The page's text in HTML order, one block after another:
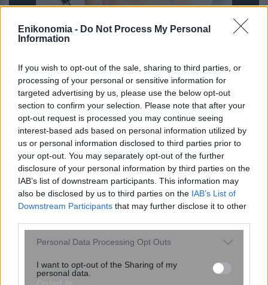
Enikonomia - Do Not Process My Personal
Information
If you wish to opt-out of the sale, sharing to third parties, or
processing of your personal or sensitive information for
targeted advertising by us, please use the below opt-out
section to confirm your selection. Please note that after your
opt-out request is processed you may continue seeing
interest-based ads based on personal information utilized by
us or personal information disclosed to third parties prior to
your opt-out. You may separately opt-out of the further
disclosure of your personal information by third parties on the
IAB’s list of downstream participants. This information may
also be disclosed by us to third parties on the IAB’s List of
Downstream Participants that may further disclose it to other
Please note that this website/app uses one or more Google
not limited to your visit or usage behaviour. You may click to
grant or deny consent to Google and its third-party tags to
Personal Data Processing Opt Outs
I want to opt-out of the Sharing of my
personal data.
Καρκίνος του μαστού: Νέα δεδομένα
για την καταστολή της ωοθηκικής
λειτουργίας